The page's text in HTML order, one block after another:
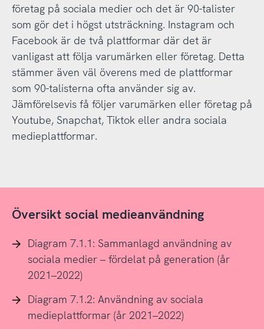
företag på sociala medier och det är 90-talister
som gör det i högst utsträckning. Instagram och
Facebook är de två plattformar där det är
vanligast att följa varumärken eller företag. Detta
stämmer även väl överens med de plattformar
som 90-talisterna ofta använder sig av.
Jämförelsevis få följer varumärken eller företag på
Youtube, Snapchat, Tiktok eller andra sociala
medieplattformar.
Översikt social medieanvändning
Diagram 7.1.1: Sammanlagd användning av
sociala medier – fördelat på generation (år
2021–2022)
Diagram 7.1.2: Användning av sociala
medieplattformar (år 2021–2022)